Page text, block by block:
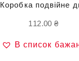
Коробка подвійне
112.00₴
В список